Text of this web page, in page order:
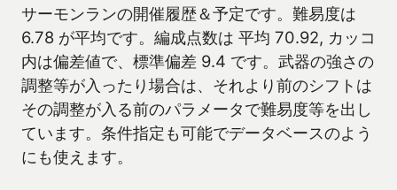
サーモンランの開催履歴＆予定です。難易度は
6.78 が平均です。編成点数は 平均 70.92, カッコ
内は偏差値で、標準偏差 9.4 です。武器の強さの
調整等が入ったり場合は、それより前のシフトは
その調整が入る前のパラメータで難易度等を出し
ています。条件指定も可能でデータベースのよう
にも使えます。